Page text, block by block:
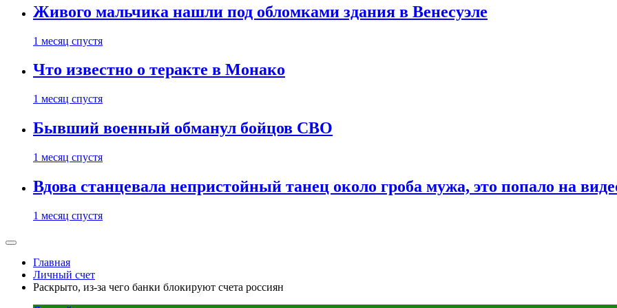
Живого мальчика нашли под обломками здания в Венесуэле
1 месяц спустя
Что известно о теракте в Монако
1 месяц спустя
Бывший военный обманул бойцов СВО
1 месяц спустя
Вдова станцевала непристойный танец около гроба мужа, это попало на
1 месяц спустя
Главная
Личный счет
Раскрыто, из-за чего банки блокируют счета россиян